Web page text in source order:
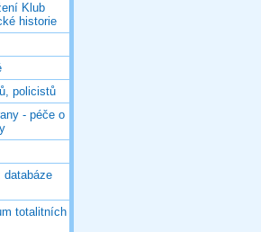
Klub
historie
policistů
- péče o
databáze
totalitních